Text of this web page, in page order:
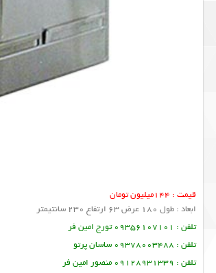
قیمت : 144میلیون تومان
ابعاد : طول 180 عرض 63 ارتفاع 230 سانتیمتر
تلفن : 09356107101 تورج امین فر
تلفن : 09378003488 ساسان پرتو
تلفن : 09128931339 منصور امین فر